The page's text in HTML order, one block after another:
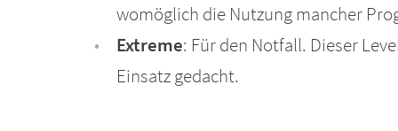
womöglich die Nutzung mancher
Extreme: Für den Notfall. Dieser
Einsatz gedacht.